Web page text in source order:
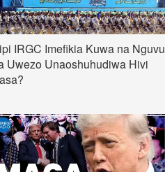
IRGC Imefikia Kuwa na Nguvu
Uwezo Unaoshuhudiwa Hivi